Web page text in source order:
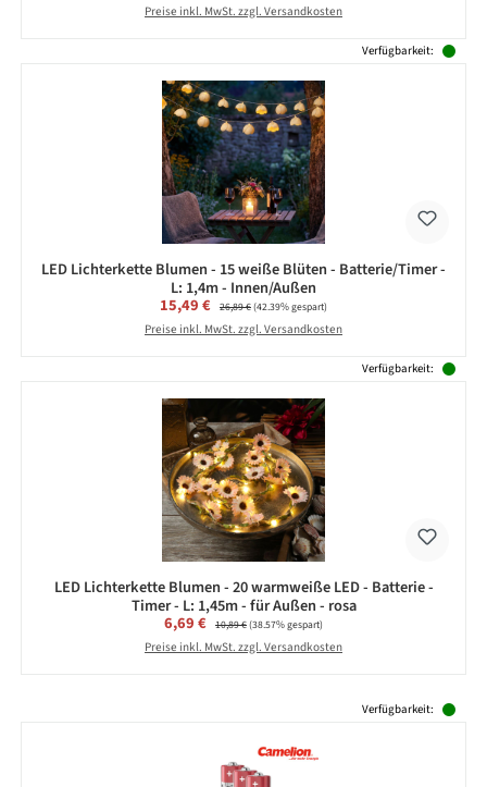
Preise inkl. MwSt. zzgl. Versandkosten
Verfügbarkeit:
LED Lichterkette Blumen - 15 weiße Blüten - Batterie/Timer -
L: 1,4m - Innen/Außen
Verkaufspreis:
15,49 € Regulärer Preis:
26,89 €(42.39% gespart)
Preise inkl. MwSt. zzgl. Versandkosten
Verfügbarkeit:
LED Lichterkette Blumen - 20 warmweiße LED - Batterie -
Timer - L: 1,45m - für Außen - rosa
Verkaufspreis:
6,69 € Regulärer Preis:
10,89 €(38.57% gespart)
Preise inkl. MwSt. zzgl. Versandkosten
Verfügbarkeit: